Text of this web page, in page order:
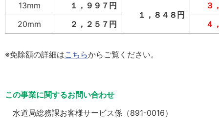
13mm
１，９９７円
１，８４８円
３
20mm
２，２５７円 ４
※免除額の詳細はこちらからご覧ください。
この事業に関するお問い合わせ
水道局総務課お客様サービス係（891-0016）